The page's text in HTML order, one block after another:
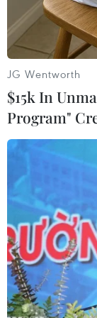
quyết định
tế của Cục
Chốt phiên,
USD/thùng;
cùng kỳ
USD/thùng.
Các nhà
cuộc họp
công bố,
mỏ vẫn theo
của Fed về
(QE3).
chưa thống
JG Wentworth
$15k In
Program"